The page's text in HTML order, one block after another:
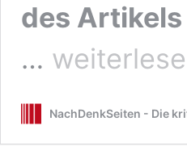
des Artikels
…
Abschied
vom
SPIEGEL
fertig
NachDenkSeiten - Die